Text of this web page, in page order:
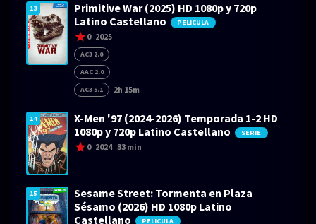
13
Primitive War (2025) HD 1080p y 720p
Latino Castellano
PELICULA
0 2025
AC3 2.0
AAC 2.0
AC3 5.1
2h 15m
14
X-Men '97 (2024-2026) Temporada 1-2 HD
1080p y 720p Latino Castellano
SERIE
0 2024 33 min
15
Sesame Street: Tormenta en Plaza
Sésamo (2026) HD 1080p Latino
Castellano
PELICULA